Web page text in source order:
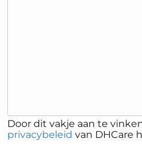
Door dit vakje aan te
privacybeleid van DHCare